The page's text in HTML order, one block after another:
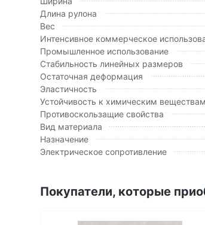
Длина рулона
Вес
Интенсивное коммерческое
Промышленное использование
Стабильность линейных размеров
Остаточная деформация
Эластичность
Устойчивость к химическим веществам
Противоскользащие свойства
Вид материала
Назначение
Электрическое сопротивление
Покупатели, которые